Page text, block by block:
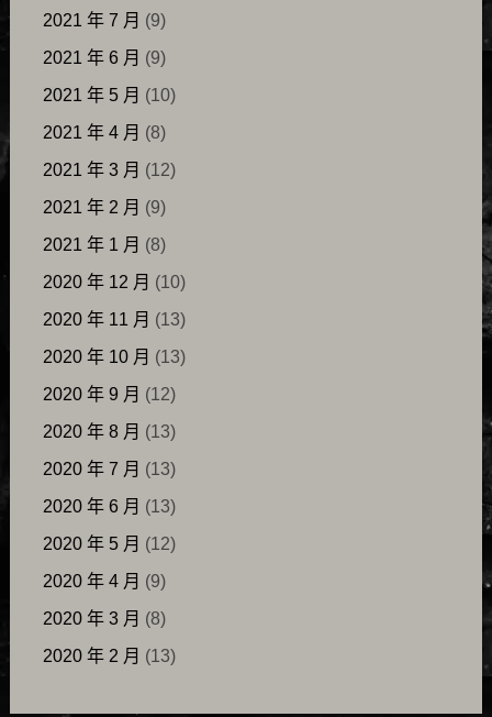
2021 年 7 月 (9)
2021 年 6 月 (9)
2021 年 5 月 (10)
2021 年 4 月 (8)
2021 年 3 月 (12)
2021 年 2 月 (9)
2021 年 1 月 (8)
2020 年 12 月 (10)
2020 年 11 月 (13)
2020 年 10 月 (13)
2020 年 9 月 (12)
2020 年 8 月 (13)
2020 年 7 月 (13)
2020 年 6 月 (13)
2020 年 5 月 (12)
2020 年 4 月 (9)
2020 年 3 月 (8)
2020 年 2 月 (13)